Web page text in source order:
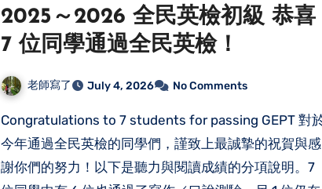
2025～2026 全民英檢初級 恭喜
7 位同學通過全民英檢！
老師寫了 July 4, 2026 No Comments
Congratulations to 7 students for passing GEPT 對於
今年通過全民英檢的同學們，謹致上最誠摯的祝賀與感
謝你們的努力！以下是聽力與閱讀成績的分項說明。7